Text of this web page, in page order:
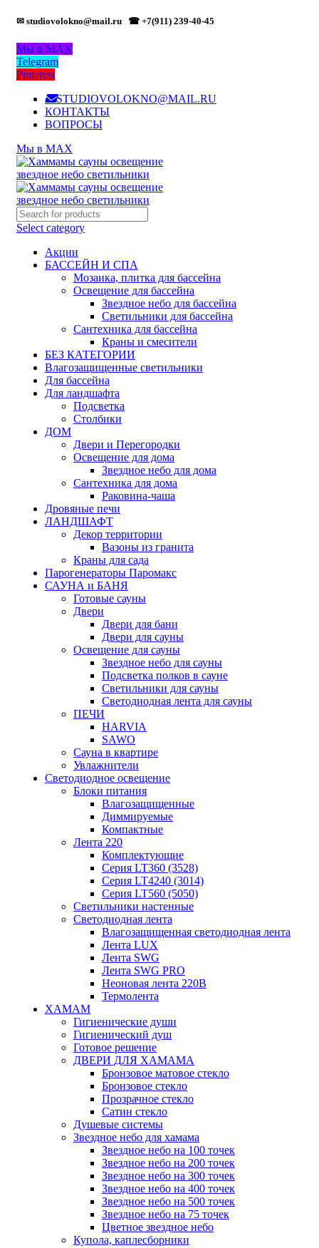
✉ studiovolokno@mail.ru ☎ +7(911) 239-40-45
Мы в MAX
Telegram
Pinterest
STUDIOVOLOKNO@MAIL.RU
КОНТАКТЫ
ВОПРОСЫ
Мы в MAX
Select category
Акции
БАССЕЙН И СПА
Мозаика, плитка для бассейна
Освещение для бассейна
Звездное небо для бассейна
Светильники для бассейна
Сантехника для бассейна
Краны и смесители
БЕЗ КАТЕГОРИИ
Влагозащищенные светильники
Для бассейна
Для ландшафта
Подсветка
Столбики
ДОМ
Двери и Перегородки
Освещение для дома
Звездное небо для дома
Сантехника для дома
Раковина-чаша
Дровяные печи
ЛАНДШАФТ
Декор территории
Вазоны из гранита
Краны для сада
Парогенераторы Паромакс
САУНА и БАНЯ
Готовые сауны
Двери
Двери для бани
Двери для сауны
Освещение для сауны
Звездное небо для сауны
Подсветка полков в сауне
Светильники для сауны
Светодиодная лента для сауны
ПЕЧИ
HARVIA
SAWO
Сауна в квартире
Увлажнители
Светодиодное освещение
Блоки питания
Влагозащищенные
Диммируемые
Компактные
Лента 220
Комплектующие
Серия LT360 (3528)
Серия LT4240 (3014)
Серия LT560 (5050)
Светильники настенные
Светодиодная лента
Влагозащищенная светодиодная лента
Лента LUX
Лента SWG
Лента SWG PRO
Неоновая лента 220В
Термолента
ХАМАМ
Гигиенические души
Гигиенический душ
Готовое решение
ДВЕРИ ДЛЯ ХАМАМА
Бронзовое матовое стекло
Бронзовое стекло
Прозрачное стекло
Сатин стекло
Душевые системы
Звездное небо для хамама
Звездное небо на 100 точек
Звездное небо на 200 точек
Звездное небо на 300 точек
Звездное небо на 400 точек
Звездное небо на 500 точек
Звездное небо на 75 точек
Цветное звездное небо
Купола, каплесборники